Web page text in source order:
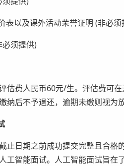
以及课外活动荣誉证明 (非必须
须提供)
费人民币60元/生。评估费可在
纳后不予退还，逾期未缴则视为
日期之前成功提交完整且合格
工智能面试。人工智能面试旨